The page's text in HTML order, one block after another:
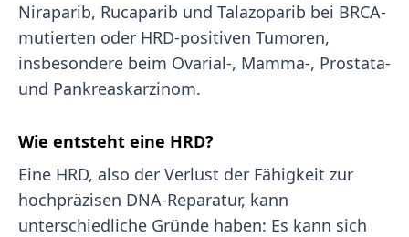
Niraparib, Rucaparib und Talazoparib bei BRCA-
mutierten oder HRD-positiven Tumoren,
insbesondere beim Ovarial-, Mamma-, Prostata-
und Pankreaskarzinom.
Wie entsteht eine HRD?
Eine HRD, also der Verlust der Fähigkeit zur
hochpräzisen DNA-Reparatur, kann
unterschiedliche Gründe haben: Es kann sich